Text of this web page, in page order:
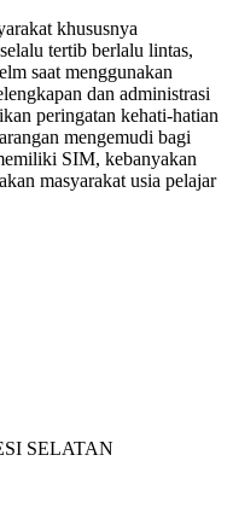
khususnya
tertib berlalu lintas,
saat menggunakan
dan administrasi
peringatan kehati-hatian
mengemudi bagi
SIM, kebanyakan
masyarakat usia pelajar
SELATAN